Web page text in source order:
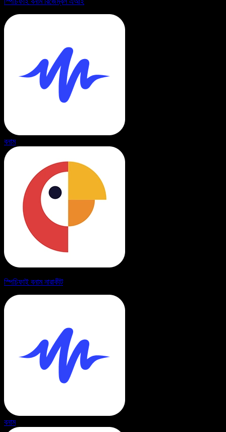
বনাম
স্পিচিফাই বনাম নারাকীট
বনাম